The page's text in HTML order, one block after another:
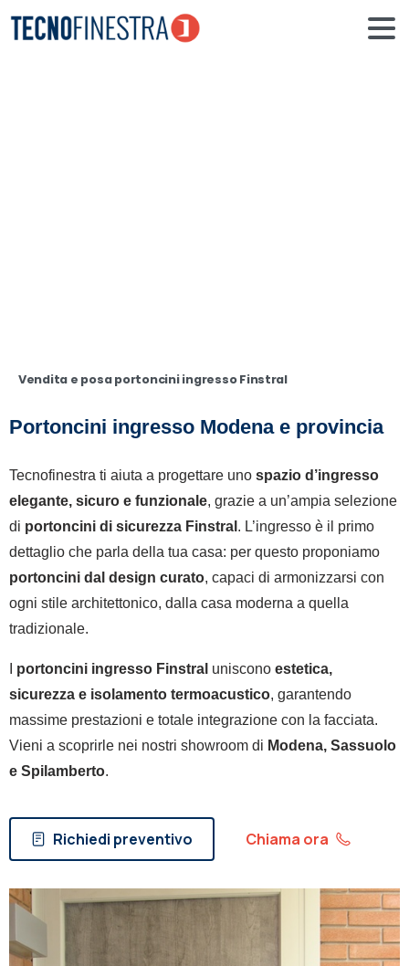
Vendita e posa portoncini ingresso Finstral
Portoncini ingresso Modena e provincia
Tecnofinestra ti aiuta a progettare uno spazio d’ingresso
elegante, sicuro e funzionale, grazie a un’ampia selezione
di portoncini di sicurezza Finstral . L’ingresso è il primo
dettaglio che parla della tua casa: per questo proponiamo
portoncini dal design curato, capaci di armonizzarsi con
ogni stile architettonico, dalla casa moderna a quella
tradizionale.
portoncini ingresso Finstral uniscono estetica,
sicurezza e isolamento termoacustico, garantendo
massime prestazioni e totale integrazione con la facciata.
Vieni a scoprirle nei nostri showroom di Modena, Sassuolo
e Spilamberto.
Richiedi preventivo Chiama ora